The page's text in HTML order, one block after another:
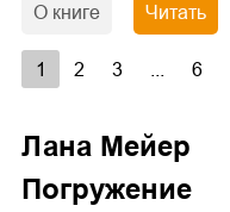
О книге Читать
1 2 3 6
Лана Мейер
Погружение